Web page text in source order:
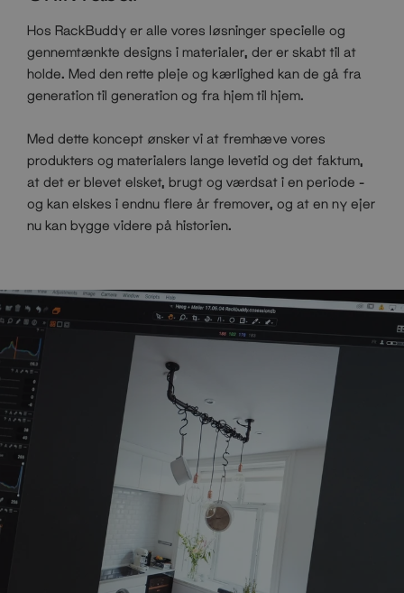
Hos RackBuddy er alle vores løsninger specielle og
gennemtænkte designs i materialer, der er skabt til at
holde. Med den rette pleje og kærlighed kan de gå fra
generation til generation og fra hjem til hjem.
Med dette koncept ønsker vi at fremhæve vores
produkters og materialers lange levetid og det faktum,
at det er blevet elsket, brugt og værdsat i en periode -
og kan elskes i endnu flere år fremover, og at en ny ejer
nu kan bygge videre på historien.